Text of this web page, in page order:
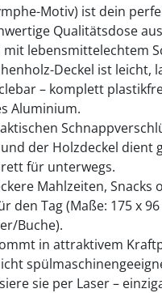
Motiv) ist dein
Qualitätsdose
mit lebensmittelechtem
Deckel ist leicht,
– komplett
Aluminium.
der Holzdeckel dient
für unterwegs.
Mahlzeiten, Snacks
den Tag (Maße: 175 x
Buche).
in attraktivem
sie per Laser –